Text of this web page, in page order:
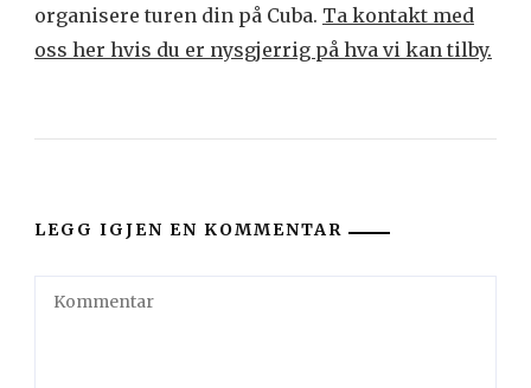
organisere turen din på Cuba. Ta kontakt med
oss her hvis du er nysgjerrig på hva vi kan tilby.
LEGG IGJEN EN KOMMENTAR